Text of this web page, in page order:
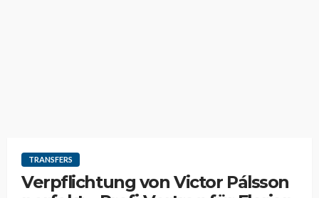
TRANSFERS
Verpflichtung von Victor Pálsson